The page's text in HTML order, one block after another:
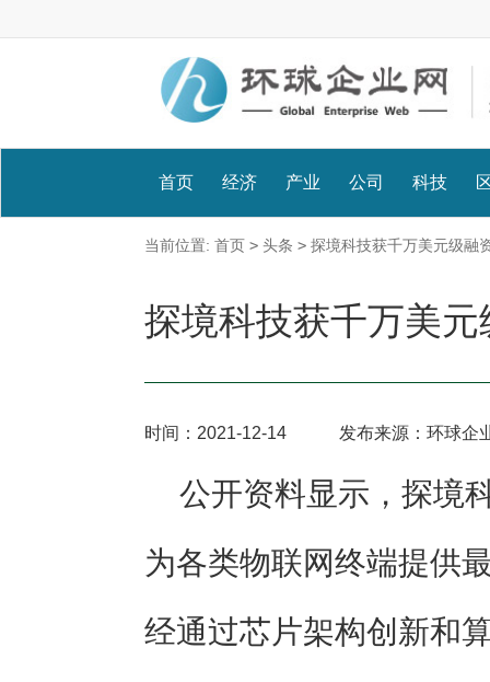
首页 经济 产业 公司 科技
当前位置: 首页 > 头条 >探境科技获千万美元级融
探境科技获千万美
时间： 2021-12-14 发布来源：环球企
公开资料显示，探境
为各类物联网终端提供
经通过芯片架构创新和